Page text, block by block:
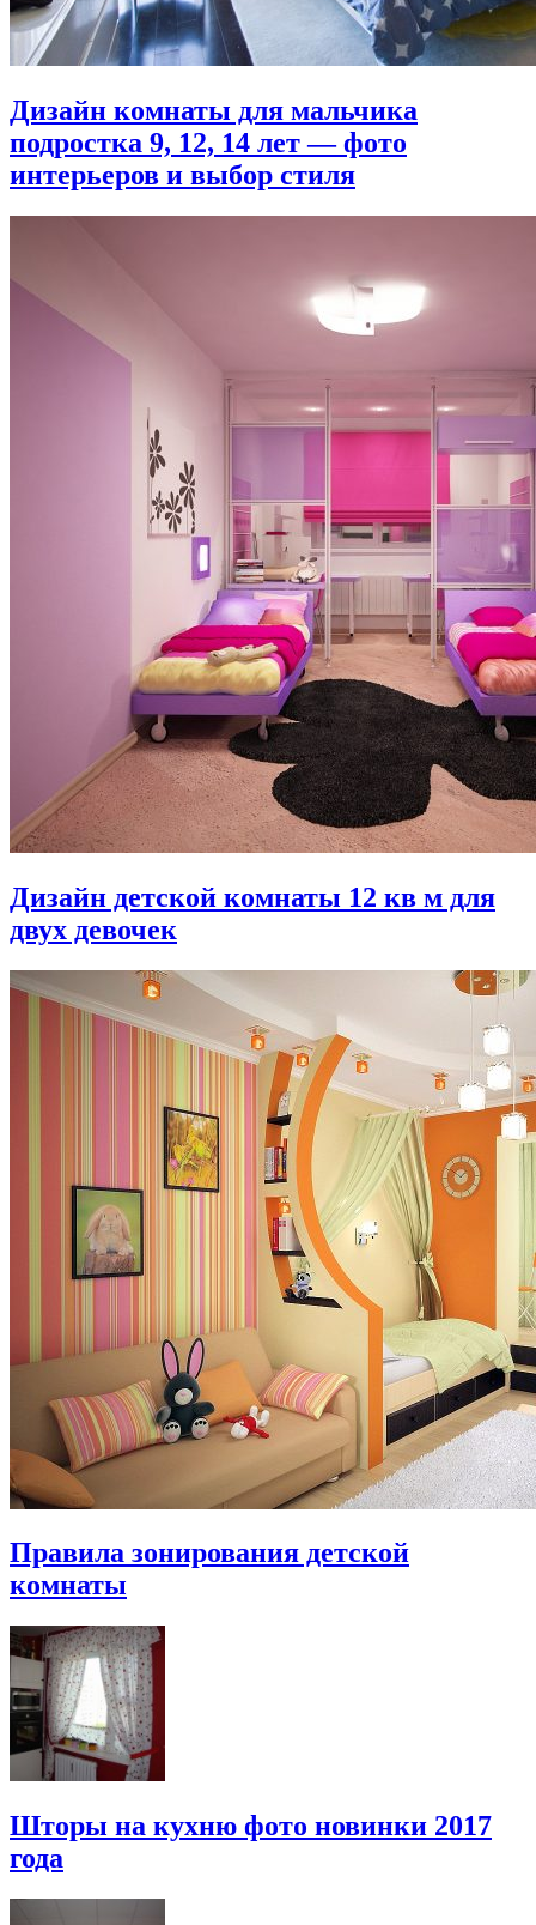
Дизайн комнаты для мальчика
подростка 9, 12, 14 лет — фото
интерьеров и выбор стиля
Дизайн детской комнаты 12 кв м для
двух девочек
Правила зонирования детской
комнаты
Шторы на кухню фото новинки 2017
года